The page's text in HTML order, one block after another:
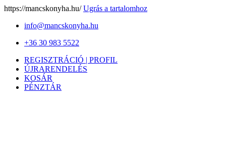
https://mancskonyha.hu/ Ugrás a tartalomhoz
info@mancskonyha.hu
+36 30 983 5522
REGISZTRÁCIÓ | PROFIL
ÚJRARENDELÉS
KOSÁR
PÉNZTÁR